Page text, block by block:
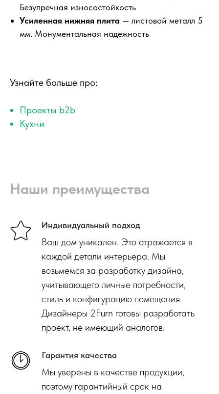
Безупречная износостойкость
Усиленная нижняя плита — листовой металл 5
мм. Монументальная надежность
Узнайте больше про:
Проекты b2b
Кухни
Наши преимущества
Индивидуальный подход
Ваш дом уникален. Это отражается в
каждой детали интерьера. Мы
возьмемся за разработку дизайна,
учитывающего личные потребности,
стиль и конфигурацию помещения.
Дизайнеры 2Furn готовы разработать
проект, не имеющий аналогов.
Гарантия качества
Мы уверены в качестве продукции,
поэтому гарантийный срок на